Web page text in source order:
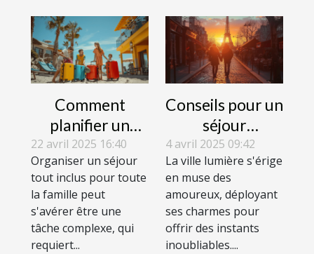
Comment
planifier un
séjour tout
inclus pour
toute la famille
22 avril 2025 16:40
Organiser un séjour
tout inclus pour toute
la famille peut
s'avérer être une
tâche complexe, qui
requiert...
Conseils pour un
séjour
romantique
réussi dans la
capitale de
l'amour
4 avril 2025 09:42
La ville lumière s'érige
en muse des
amoureux, déployant
ses charmes pour
offrir des instants
inoubliables....